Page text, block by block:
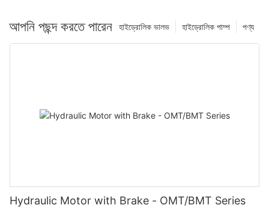
আপনি পছন্দ করতে পারেন পণ্য
হাইড্রোলিক পাম্প
হাইড্রোলিক ভালভ
Hydraulic Motor with Brake - OMT/BMT Series